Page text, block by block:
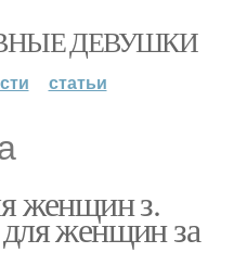
ДЕВУШКИ
статьи
женщин з.
женщин за